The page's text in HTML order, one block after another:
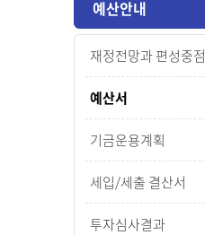
예산안내
재정전망과 편성중점
예산서
기금운용계획
세입/세출 결산서
투자심사결과